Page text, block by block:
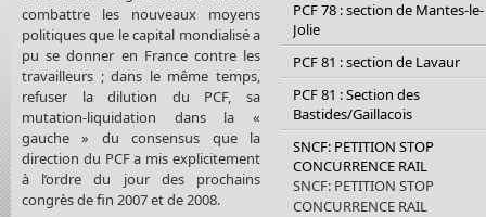
combattre les nouveaux moyens
politiques que le capital mondialisé a
pu se donner en France contre les
travailleurs ; dans le même temps,
refuser la dilution du PCF, sa
mutation-liquidation dans la «
gauche » du consensus que la
direction du PCF a mis explicitement
à l’ordre du jour des prochains
congrès de fin 2007 et de 2008.
PCF 78 : section de Mantes-le-
Jolie
PCF 81 : section de Lavaur
PCF 81 : Section des
Bastides/Gaillacois
SNCF: PETITION STOP
CONCURRENCE RAIL
SNCF: PETITION STOP
CONCURRENCE RAIL